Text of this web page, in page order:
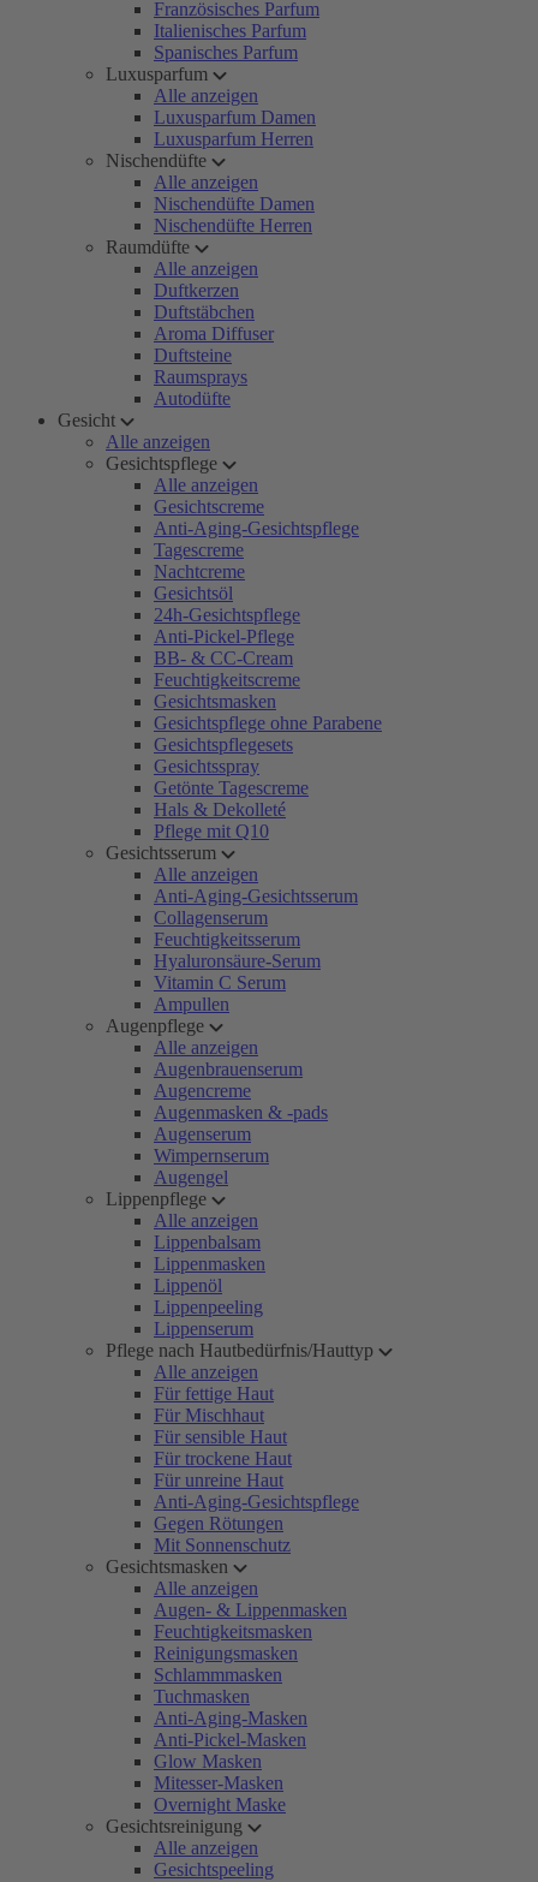
Französisches Parfum
Italienisches Parfum
Spanisches Parfum
Luxusparfum
Alle anzeigen
Luxusparfum Damen
Luxusparfum Herren
Nischendüfte
Alle anzeigen
Nischendüfte Damen
Nischendüfte Herren
Raumdüfte
Alle anzeigen
Duftkerzen
Duftstäbchen
Aroma Diffuser
Duftsteine
Raumsprays
Autodüfte
Gesicht
Alle anzeigen
Gesichtspflege
Alle anzeigen
Gesichtscreme
Anti-Aging-Gesichtspflege
Tagescreme
Nachtcreme
Gesichtsöl
24h-Gesichtspflege
Anti-Pickel-Pflege
BB- & CC-Cream
Feuchtigkeitscreme
Gesichtsmasken
Gesichtspflege ohne Parabene
Gesichtspflegesets
Gesichtsspray
Getönte Tagescreme
Hals & Dekolleté
Pflege mit Q10
Gesichtsserum
Alle anzeigen
Anti-Aging-Gesichtsserum
Collagenserum
Feuchtigkeitsserum
Hyaluronsäure-Serum
Vitamin C Serum
Ampullen
Augenpflege
Alle anzeigen
Augenbrauenserum
Augencreme
Augenmasken & -pads
Augenserum
Wimpernserum
Augengel
Lippenpflege
Alle anzeigen
Lippenbalsam
Lippenmasken
Lippenöl
Lippenpeeling
Lippenserum
Pflege nach Hautbedürfnis/Hauttyp
Alle anzeigen
Für fettige Haut
Für Mischhaut
Für sensible Haut
Für trockene Haut
Für unreine Haut
Anti-Aging-Gesichtspflege
Gegen Rötungen
Mit Sonnenschutz
Gesichtsmasken
Alle anzeigen
Augen- & Lippenmasken
Feuchtigkeitsmasken
Reinigungsmasken
Schlammmasken
Tuchmasken
Anti-Aging-Masken
Anti-Pickel-Masken
Glow Masken
Mitesser-Masken
Overnight Maske
Gesichtsreinigung
Alle anzeigen
Gesichtspeeling